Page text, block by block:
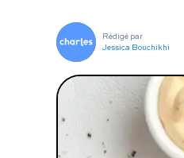
Rédigé par
Jessica Bouchikhi